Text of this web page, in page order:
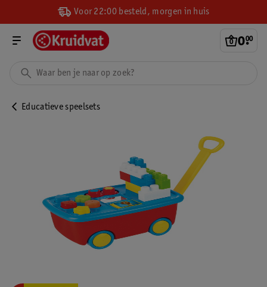
Voor 22:00 besteld, morgen in huis
0.
00
Educatieve speelsets